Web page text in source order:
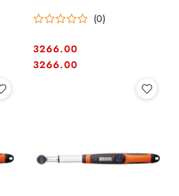
wymienną głowicą, Bahco
(0)
Cena:
3266.00
Cena:
3266.00